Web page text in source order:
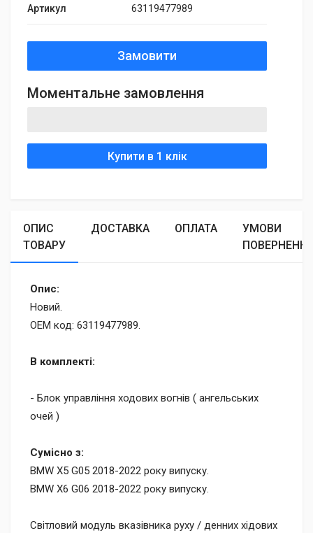
Артикул 63119477989
Замовити
Моментальне замовлення
Купити в 1 клік
ОПИС
ТОВАРУ
ДОСТАВКА ОПЛАТА
УМОВИ
Опис:
Новий.
OEM код: 63119477989.
В комплекті:
- Блок управління ходових вогнів ( ангельських
очей )
Cумісно з:
BMW X5 G05 2018-2022 року випуску.
BMW X6 G06 2018-2022 року випуску.
Світловий модуль вказівника руху / денних хідових